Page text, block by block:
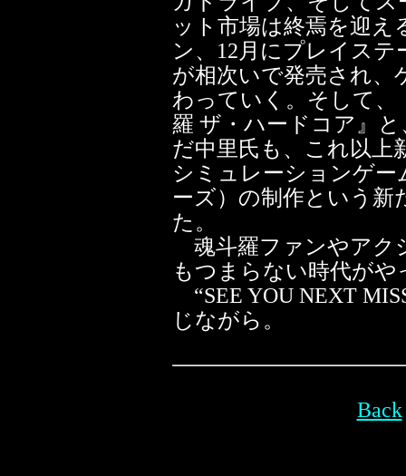
ット市場は終焉を迎え
ン、12月にプレイス
が相次いで発売され、
わっていく。そして、
羅 ザ・ハードコア』
だ中里氏も、これ以上
シミュレーションゲ
ーズ）の制作という
た。
魂斗羅ファンやアク
もつまらない時代がや
“SEE YOU NEXT
じながら。
Back